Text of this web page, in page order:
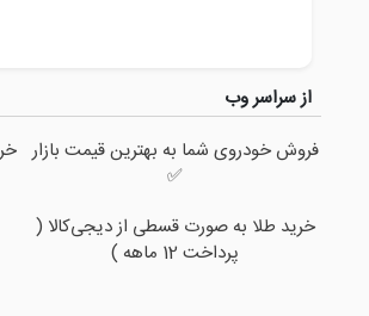
از سراسر وب
فروش خودروی شما به بهترین قیمت بازار
✅
خرید طلا به صورت قسطی از دیجی‌کالا (
پرداخت 12 ماهه )